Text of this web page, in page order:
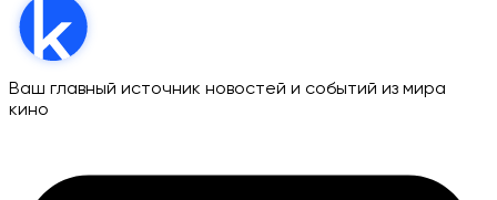
Ваш главный источник новостей и событий из мира
кино